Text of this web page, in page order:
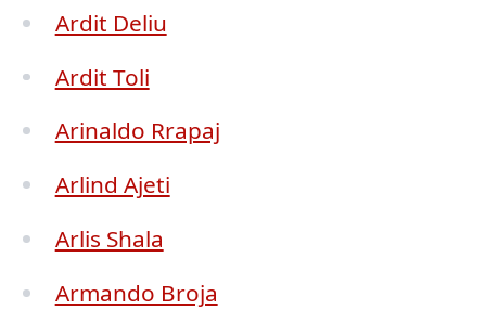
Ardit Deliu
Ardit Toli
Arinaldo Rrapaj
Arlind Ajeti
Arlis Shala
Armando Broja